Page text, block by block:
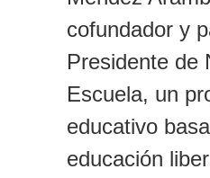
cofundador y
Presidente de
Escuela, un
educativo
educación